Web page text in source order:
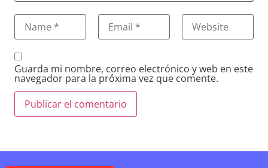
Guarda mi nombre, correo electrónico y web en este
navegador para la próxima vez que comente.